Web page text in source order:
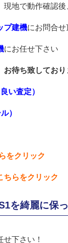
現地で動作確認
プ建機にお問合
にお任せ下さい
お待ち致しており
い査定）
）
をクリック
ちらをクリック
を綺麗に保
せ下さい！